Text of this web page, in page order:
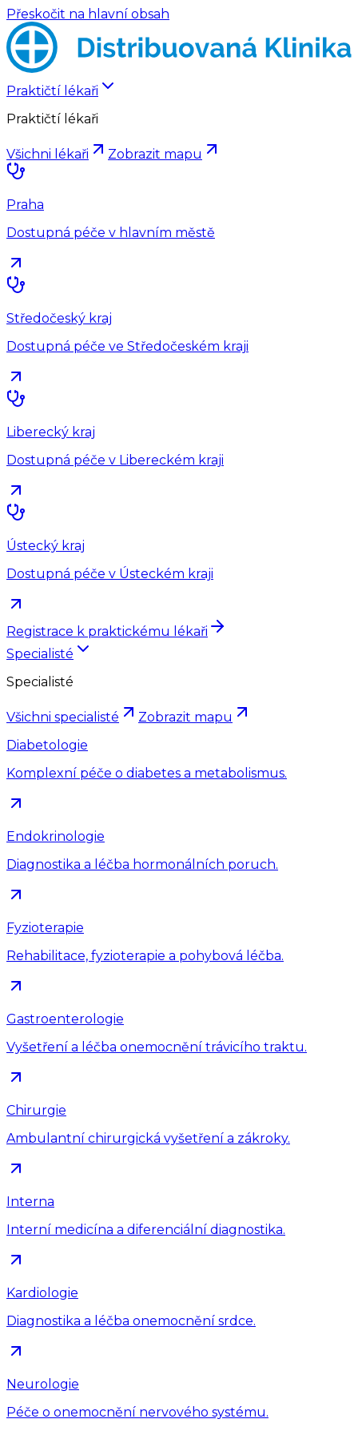
Přeskočit na hlavní obsah
Praktičtí lékaři
Praktičtí lékaři
Všichni lékaři Zobrazit mapu
Praha
Dostupná péče v hlavním městě
Středočeský kraj
Dostupná péče ve Středočeském kraji
Liberecký kraj
Dostupná péče v Libereckém kraji
Ústecký kraj
Dostupná péče v Ústeckém kraji
Registrace k praktickému lékaři
Specialisté
Specialisté
Všichni specialisté
Zobrazit mapu
Diabetologie
Komplexní péče o diabetes a metabolismus.
Endokrinologie
Diagnostika a léčba hormonálních poruch.
Fyzioterapie
Rehabilitace, fyzioterapie a pohybová léčba.
Gastroenterologie
Vyšetření a léčba onemocnění trávicího traktu.
Chirurgie
Ambulantní chirurgická vyšetření a zákroky.
Interna
Interní medicína a diferenciální diagnostika.
Kardiologie
Diagnostika a léčba onemocnění srdce.
Neurologie
Péče o onemocnění nervového systému.